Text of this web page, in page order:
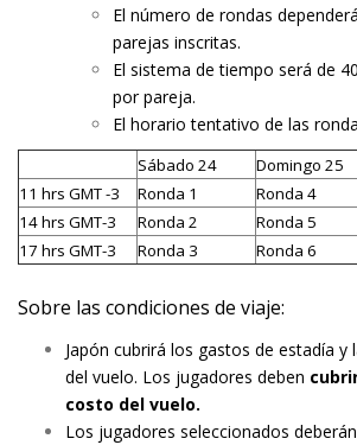
El número de rondas
parejas inscritas.
El sistema de tiempo será de
por pareja.
El horario tentativo de las
Sábado 24
Domingo 25
11 hrs GMT -3
Ronda 1
Ronda 4
14 hrs GMT-3
Ronda 2
Ronda 5
17 hrs GMT-3
Ronda 3 Ronda 6
Sobre las condiciones de viaje:
Japón cubrirá los gastos de estadía y
del vuelo. Los jugadores deben
costo del vuelo.
Los jugadores seleccionados